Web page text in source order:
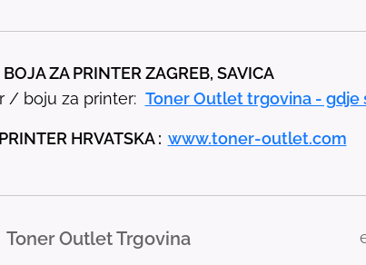
t
u
p
d
ZA PRINTER ZAGREB, SAVICA
/ boju za printer: Toner Outlet trgovina - gdje
HRVATSKA : www.toner-outlet.com
Toner Outlet Trgovina